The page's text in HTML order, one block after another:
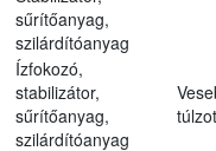
sűrítőanyag,
szilárdítóanyag
Ízfokozó,
stabilizátor,
sűrítőanyag,
szilárdítóanyag